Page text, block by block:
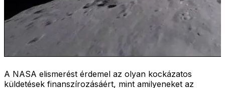
A NASA elismerést érdemel az olyan kockázatos
küldetések finanszírozásáért, mint amilyeneket az